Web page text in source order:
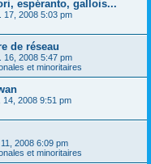
espéranto, gallois...
17, 2008 5:03 pm
de réseau
16, 2008 5:47 pm
et minoritaires
14, 2008 9:51 pm
2008 6:09 pm
et minoritaires